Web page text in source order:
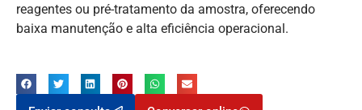
reagentes ou pré-tratamento da amostra, oferecendo
baixa manutenção e alta eficiência operacional.